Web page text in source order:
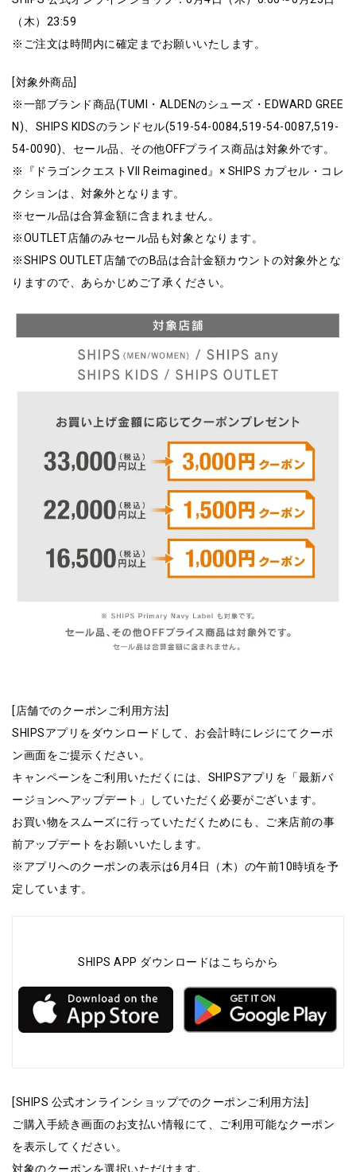
（木）23:59
※ご注文は時間内に確定までお願いいたします。
[対象外商品]
※一部ブランド商品(TUMI・ALDENのシューズ・EDWARD GREE
N)、SHIPS KIDSのランドセル(519-54-0084,519-54-0087,519-
54-0090)、セール品、その他OFFプライス商品は対象外です。
※『ドラゴンクエストVII Reimagined』× SHIPS カプセル・コレ
クションは、対象外となります。
※セール品は合算金額に含まれません。
※OUTLET店舗のみセール品も対象となります。
※SHIPS OUTLET店舗でのB品は合計金額カウントの対象外とな
りますので、あらかじめご了承ください。
[店舗でのクーポンご利用方法]
SHIPSアプリをダウンロードして、お会計時にレジにてクーポ
ン画面をご提示ください。
キャンペーンをご利用いただくには、SHIPSアプリを「最新バ
ージョンへアップデート」していただく必要がございます。
お買い物をスムーズに行っていただくためにも、ご来店前の事
前アップデートをお願いいたします。
※アプリへのクーポンの表示は6月4日（木）の午前10時頃を予
定しています。
SHIPS APP ダウンロードはこちらから
[SHIPS 公式オンラインショップでのクーポンご利用方法]
ご購入手続き画面のお支払い情報にて、ご利用可能なクーポン
を表示してください。
対象のクーポンを選択いただけます。